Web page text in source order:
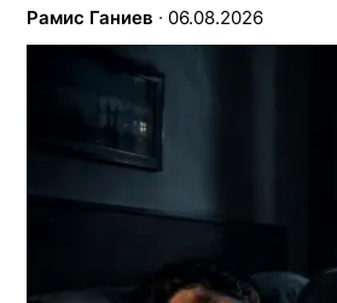
Рамис Ганиев ∙ 06.08.2026